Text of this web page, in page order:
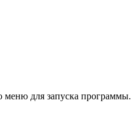
меню для запуска программы.